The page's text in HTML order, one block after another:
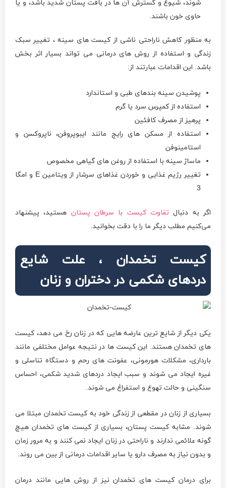
شوند، شیوع و گسترش آن ها در بافت پستان شدید باشد، و یا
حاوی خون باشند.
به منظور کاهش ناراحتی ناشی از کیست های سینه ، تغییر سبک
زندگی و استفاده از روش های درمانی می تواند بسیار اثر بخش
باشد. این اقدامات عبارتند از:
پوشیدن سینه بندهای طبی و استاندارد
استفاده از کمپرس سرد یا گرم
پرهیز از مصرف کافئین
استفاده از مسکن های رایج مانند ایبوپروفن، ناپروکسن و
استامینوفن
ماساژ سینه با استفاده از روغن های گیاهی مخصوص
تغییر رژیم غذایی و خوردن غذاهای سرشار از ویتامین E و امگا
3
اگر به دنبال تفاوت کیست با سرطان پستان هستید، پیشنهاد
می‌کنیم مطلب دیگر ما را با دقت بخوانید.
کیست تخمدان ، علت شایع
دردهای شکمی در دختران و زنان
یکی دیگر از شایع ترین عارضه هایی که در زنان رخ می دهد، کیست
های تخمدان هستند. این کیست ها در نتیجه عوامل مختلفی مانند
بارداری، مشکلات هورمونی، عفونت های رحم و دستگاه تناسلی و
غیره ایجاد می شوند و سبب ایجاد دردهای شدید شکمی، احساس
سنگینی و حالت تهوع و استفراغ می شوند.
بسیاری از زنان در مقطعی از زندگی خود به کیست تخمدان مبتلا می
شوند. مشابه کیست پستان، بسیاری از کیست های تخمدان هیچ
گونه علائمی ندارند و ناراحتی در زنان ایجاد نمی کنند و به مرور زمان
و بدون نیاز به مصرف دارو یا سایر اقدامات درمانی از بین می روند.
برای درمان کیست های تخمدان نیز از روش هایی مانند درمان